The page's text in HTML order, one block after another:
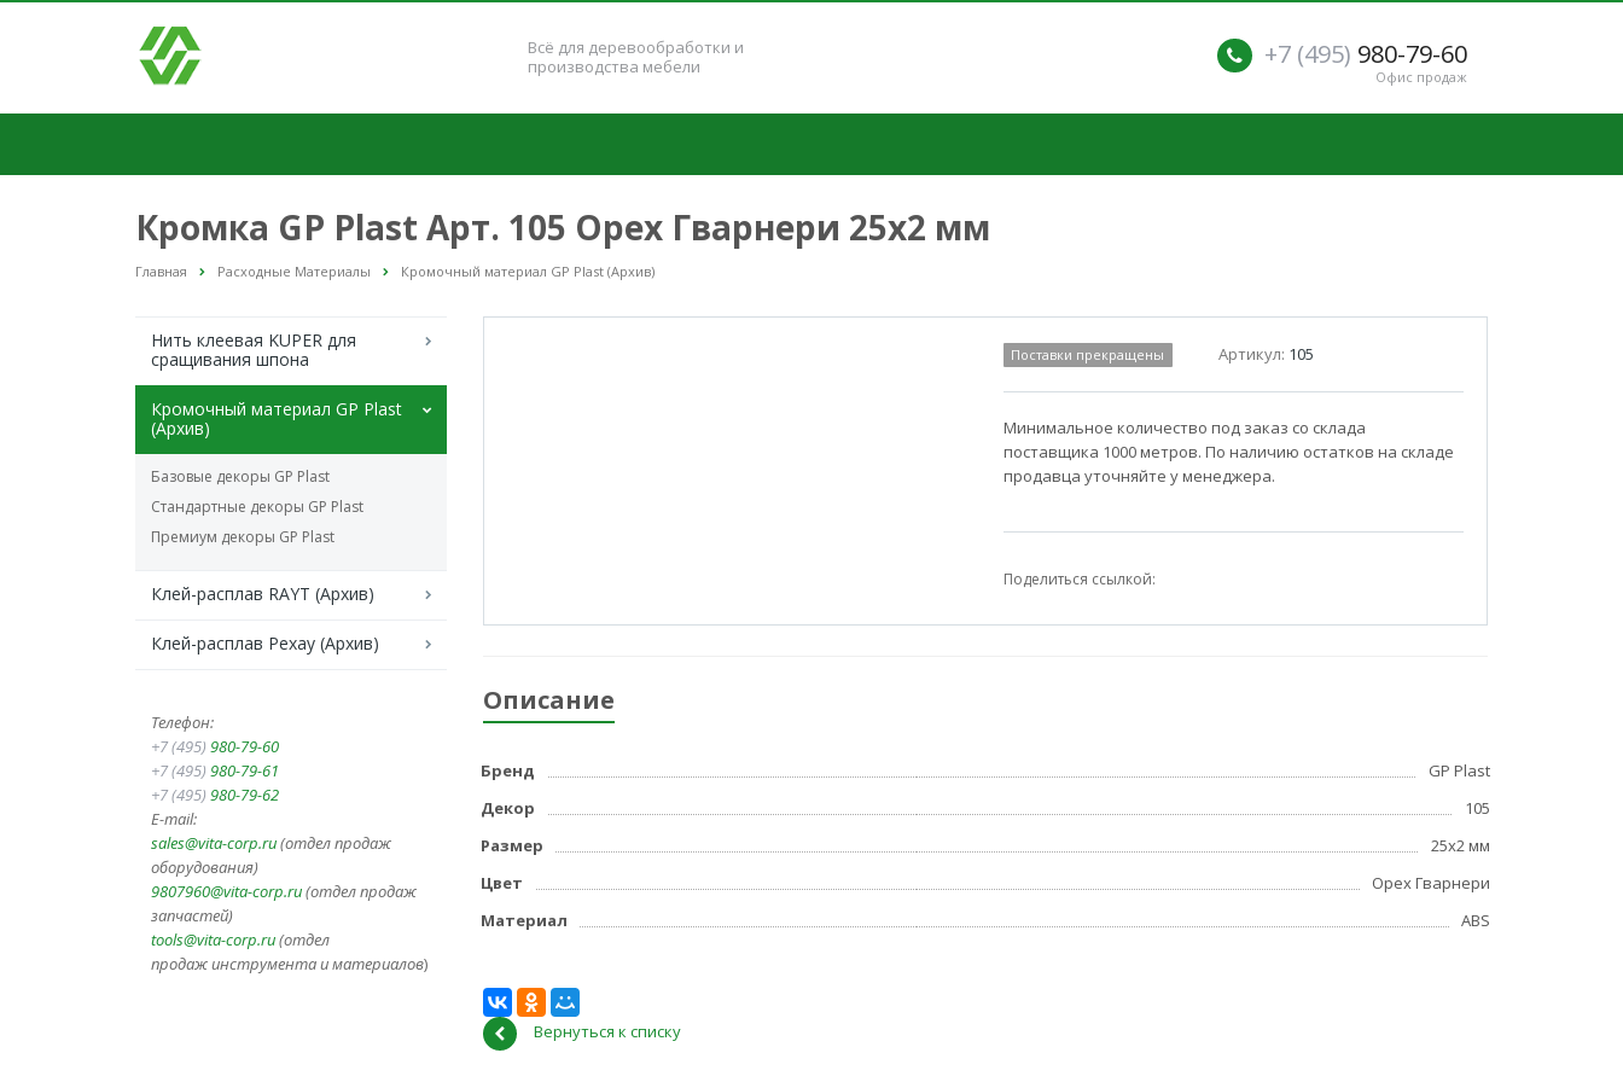
Всё для деревообработки и
производства мебели
+7 (495) 980-79-60
Офис продаж
Кромка GP Plast Арт. 105 Орех Гварнери 25x2 мм
Главная Расходные Материалы Кромочный материал GP Plast (Архив)
Нить клеевая KUPER для
сращивания шпона
Кромочный материал GP Plast
(Архив)
Базовые декоры GP Plast
Стандартные декоры GP Plast
Премиум декоры GP Plast
Клей-расплав RAYT (Архив)
Клей-расплав Рехау (Архив)
Телефон:
+7 (495) 980-79-60
+7 (495) 980-79-61
+7 (495) 980-79-62
E-mail:
sales@vita-corp.ru(отдел продаж
оборудования)
9807960@vita-corp.ru(отдел продаж
запчастей)
tools@vita-corp.ru(отдел
продаж инструмента иматериалов)
Поставки прекращены Артикул: 105
Минимальное количество под заказ со склада
поставщика 1000 метров. По наличию остатков на складе
продавца уточняйте у менеджера.
Поделиться ссылкой:
Описание
Бренд
GP Plast
Декор
105
Размер
25x2 мм
Цвет
Орех Гварнери
Материал
ABS
Вернуться к списку